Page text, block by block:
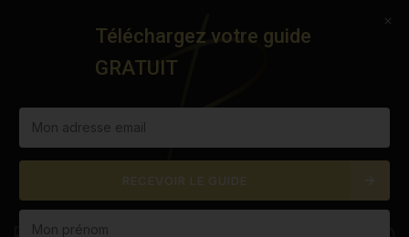
RENOUVEAU PRO PERSO
N
I
Téléchargez votre guide
GRATUIT
RECEVOIR LE GUIDE